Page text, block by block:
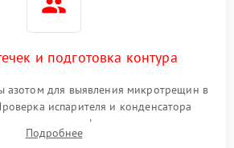
и подготовка контура
азотом для выявления микротрещин в
испарителя и конденсатора
старого фильтра-осушителя и
трубки для устранения засоров.
Подробнее